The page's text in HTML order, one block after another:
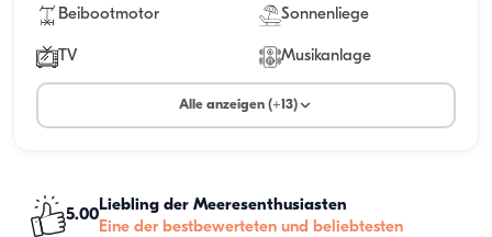
Beibootmotor Sonnenliege
TV Musikanlage
Alle anzeigen (+13)
5.00
Liebling der Meeresenthusiasten
Eine der bestbewerteten und beliebtesten